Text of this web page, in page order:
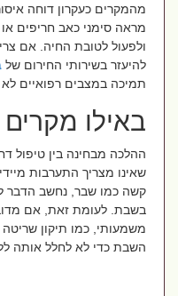
מהמקרים כעקרון דוחה
מראה סימני כאב חריפים או
ולפעול לטובת החיה. אם
להיעזר בשירותי החירום של
תמיכה במצבים רפואיים לא
באילו
ההלכה מבחינה בין טיפול
שאינו מצריך התערבות
קשה כמו שבר, נחשב הדבר
בשבת. לעומת זאת, אם
משמעותי, כמו תיקון שריטה
השבת כדי לא לחלל אותה